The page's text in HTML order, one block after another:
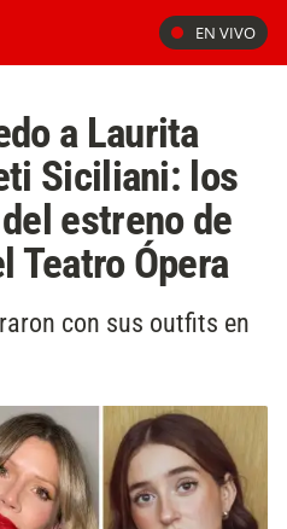
EN VIVO
a Laurita
Siciliani: los
estreno de
Teatro Ópera
con sus outfits en